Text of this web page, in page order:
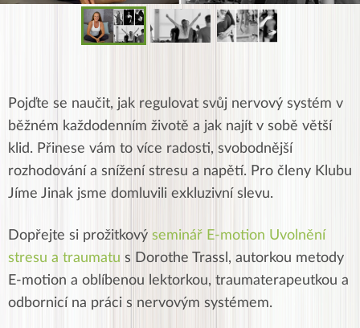
Pojďte se naučit, jak regulovat svůj nervový systém v
běžném každodenním životě a jak najít v sobě větší
klid. Přinese vám to více radosti, svobodnější
rozhodování a snížení stresu a napětí. Pro členy Klubu
Jíme Jinak jsme domluvili exkluzivní slevu.
Dopřejte si prožitkový seminář E-motion Uvolnění
stresu a traumatu s Dorothe Trassl, autorkou metody
E-motion a oblíbenou lektorkou, traumaterapeutkou a
odbornicí na práci s nervovým systémem.